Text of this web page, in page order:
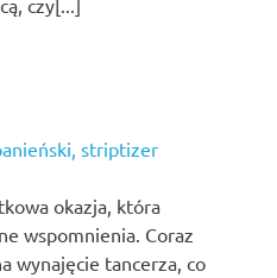
czy[...]
striptizer
okazja, która
wspomnienia. Coraz
wynajęcie tancerza, co